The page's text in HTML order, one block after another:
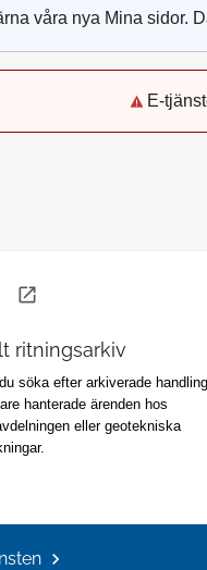
våra nya Mina sidor.
E-
ritningsarkiv
söka efter arkiverade
hanterade ärenden hos
eller geotekniska